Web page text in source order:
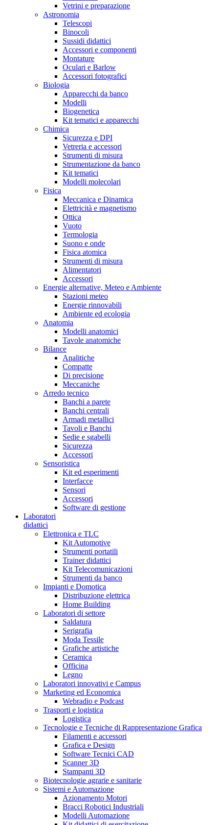
Vetrini e preparazione
Astronomia
Telescopi
Binocoli
Sussidi didattici
Accessori e componenti
Montature
Oculari e Barlow
Accessori fotografici
Biologia
Apparecchi da banco
Modelli
Biogenetica
Kit tematici e apparecchi
Chimica
Sicurezza e DPI
Vetreria e accessori
Strumenti di misura
Strumentazione da banco
Kit tematici
Modelli molecolari
Fisica
Meccanica e Dinamica
Elettricità e magnetismo
Ottica
Vuoto
Termologia
Suono e onde
Fisica atomica
Strumenti di misura
Alimentatori
Accessori
Energie alternative, Meteo e Ambiente
Stazioni meteo
Energie rinnovabili
Ambiente ed ecologia
Anatomia
Modelli anatomici
Tavole anatomiche
Bilance
Analitiche
Compatte
Di precisione
Meccaniche
Arredo tecnico
Banchi a parete
Banchi centrali
Armadi metallici
Tavoli e Banchi
Sedie e sgabelli
Sicurezza
Accessori
Sensoristica
Kit ed esperimenti
Interfacce
Sensori
Accessori
Software di gestione
Laboratori
didattici
Elettronica e TLC
Kit Automotive
Strumenti portatili
Trainer didattici
Kit Telecomunicazioni
Strumenti da banco
Impianti e Domotica
Distribuzione elettrica
Home Building
Laboratori di settore
Saldatura
Serigrafia
Moda Tessile
Grafiche artistiche
Ceramica
Officina
Legno
Laboratori innovativi e Campus
Marketing ed Economica
Webradio e Podcast
Trasporti e logistica
Logistica
Tecnologie e Tecniche di Rappresentazione Grafica
Filamenti e accessori
Grafica e Design
Software Tecnici CAD
Scanner 3D
Stampanti 3D
Biotecnologie agrarie e sanitarie
Sistemi e Automazione
Azionamento Motori
Bracci Robotici Industriali
Modelli Automazione